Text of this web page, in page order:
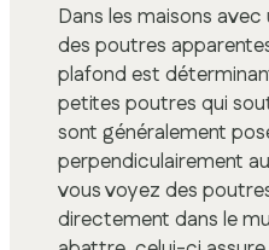
Dans les maisons
des poutres
plafond est
petites poutres qui
sont généralement
perpendiculairement
vous voyez des
directement dans le